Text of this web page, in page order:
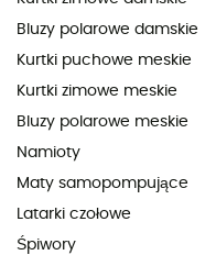
Bluzy polarowe damskie
Kurtki puchowe meskie
Kurtki zimowe meskie
Bluzy polarowe meskie
Namioty
Maty samopompujące
Latarki czołowe
Śpiwory